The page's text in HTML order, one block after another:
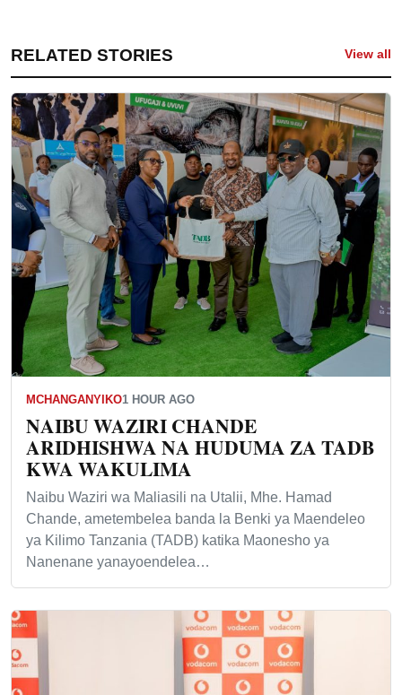
RELATED STORIES View all
MCHANGANYIKO1 HOUR AGO
NAIBU WAZIRI CHANDE
ARIDHISHWA NA HUDUMA ZA TADB
KWA WAKULIMA
Naibu Waziri wa Maliasili na Utalii, Mhe. Hamad
Chande, ametembelea banda la Benki ya Maendeleo
ya Kilimo Tanzania (TADB) katika Maonesho ya
Nanenane yanayoendelea…